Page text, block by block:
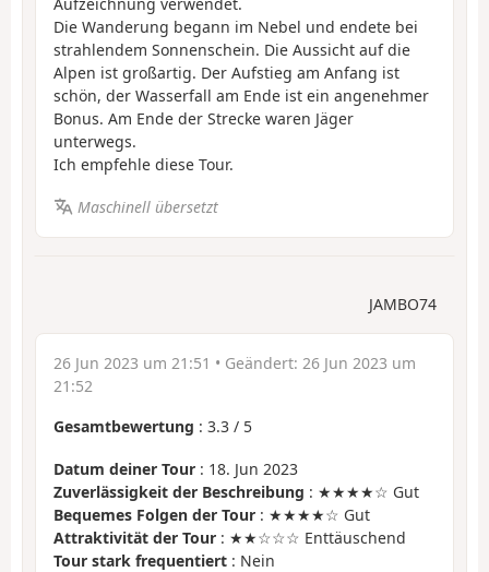
Die Wanderung begann im Nebel und endete bei
strahlendem Sonnenschein. Die Aussicht auf die
Alpen ist großartig. Der Aufstieg am Anfang ist
schön, der Wasserfall am Ende ist ein angenehmer
Bonus. Am Ende der Strecke waren Jäger
unterwegs.
Ich empfehle diese Tour.
Maschinell übersetzt
JAMBO74
26 Jun 2023 um 21:51 • Geändert: 26 Jun 2023 um
21:52
Gesamtbewertung : 3.3 / 5
Datum deiner Tour : 18. Jun 2023
Zuverlässigkeit der Beschreibung : ★★★★☆ Gut
Bequemes Folgen der Tour : ★★★★☆ Gut
Attraktivität der Tour : ★★☆☆☆ Enttäuschend
Tour stark frequentiert : Nein